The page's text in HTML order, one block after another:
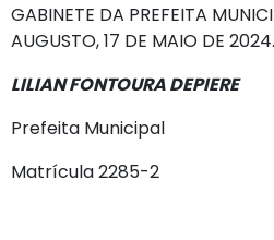
GABINETE DA PREFEITA
AUGUSTO, 17 DE MAIO DE 2024.
LILIAN FONTOURA DEPIERE
Prefeita Municipal
Matrícula 2285-2